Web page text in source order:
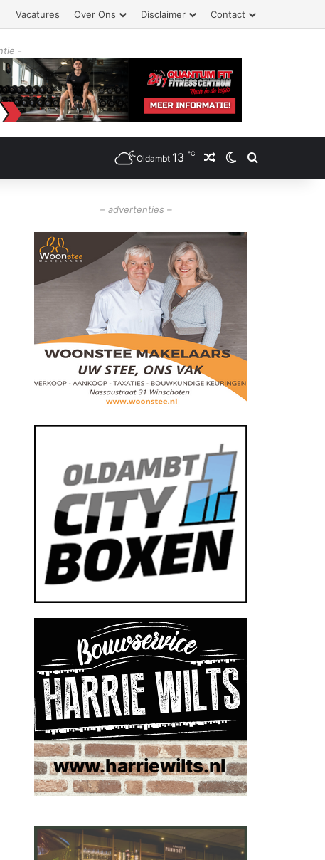
Vacatures Over Ons Disclaimer Contact
-
Oldambt 13 ℃ Willekeurig artikel
Switch skin
Zoeken
– advertenties –